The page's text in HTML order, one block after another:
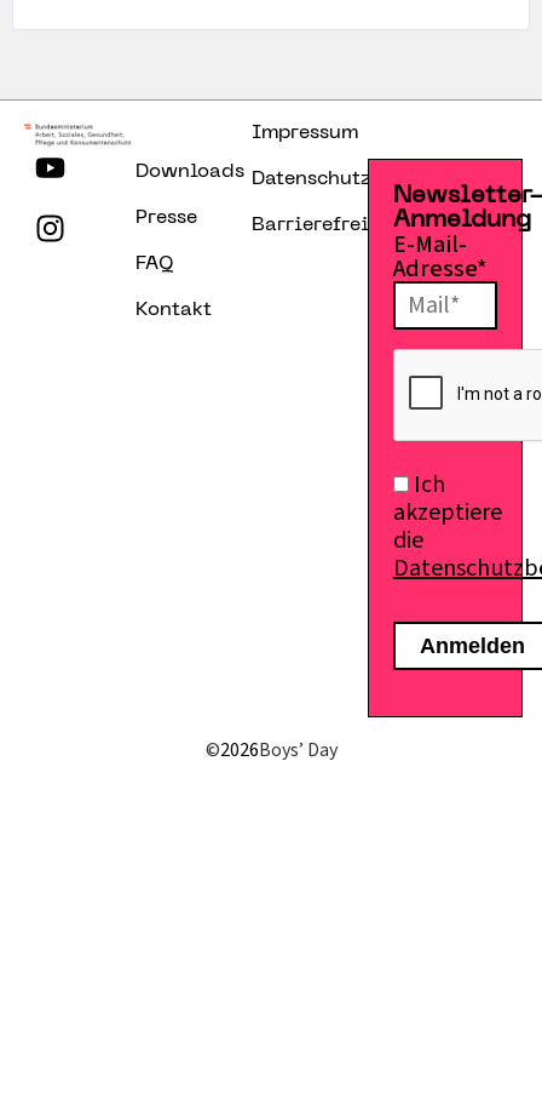
Downloads
Presse
FAQ
Kontakt
Impressum
Datenschutzerklärung
Barrierefreiheitserklärung
Anmeldung
E-Mail-
Adresse*
Ich
akzeptiere
die
©2026Boys’ Day